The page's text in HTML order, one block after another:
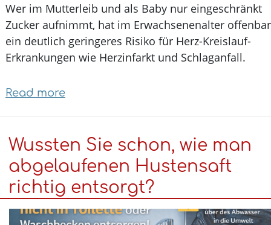
zu
Weihnachten
glücklich
macht
Wer im Mutterleib und als Baby nur eingeschränkt
Zucker aufnimmt, hat im Erwachsenenalter
ein deutlich geringeres Risiko für Herz-Kreislauf-
Erkrankungen wie Herzinfarkt und Schlaganfall.
Read more
in
den
ersten
1.000
Tagen,
Wussten Sie schon, wie man
abgelaufenen Hustensaft
richtig entsorgt?